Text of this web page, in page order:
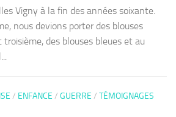
Vigny à la fin des années soixante.
nous devions porter des blouses
des blouses bleues et au
/ ENFANCE / GUERRE / TÉMOIGNAGES